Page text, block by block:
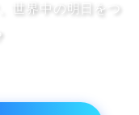
世界中の明日をつ